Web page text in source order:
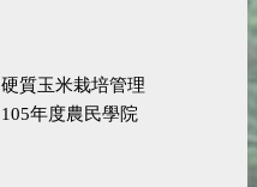
硬質玉米栽培管理
105年度農民學院